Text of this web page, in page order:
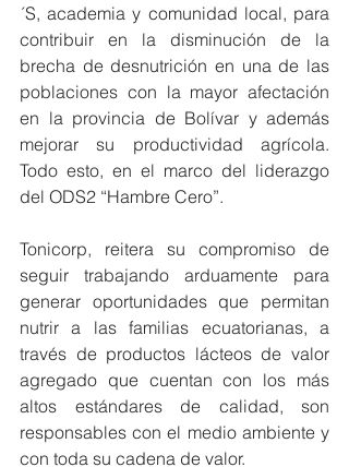
´S, academia y comunidad local, para
contribuir en la disminución de la
brecha de desnutrición en una de las
poblaciones con la mayor afectación
en la provincia de Bolívar y además
mejorar su productividad agrícola.
Todo esto, en el marco del liderazgo
del ODS2 “Hambre Cero”.
Tonicorp, reitera su compromiso de
seguir trabajando arduamente para
generar oportunidades que permitan
nutrir a las familias ecuatorianas, a
través de productos lácteos de valor
agregado que cuentan con los más
altos estándares de calidad, son
responsables con el medio ambiente y
con toda su cadena de valor.